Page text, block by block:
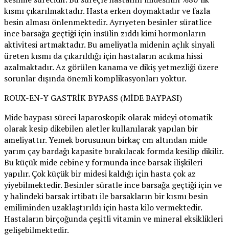
kısmı çıkarılmaktadır. Hasta erken doymaktadır ve fazla
besin alması önlenmektedir. Ayrıyeten besinler süratlice
ince barsağa geçtiği için insülin zıddı kimi hormonların
aktivitesi artmaktadır. Bu ameliyatla midenin açlık sinyali
üreten kısmı da çıkarıldığı için hastaların acıkma hissi
azalmaktadır. Az görülen kanama ve dikiş yetmezliği üzere
sorunlar dışında önemli komplikasyonları yoktur.
ROUX-EN-Y GASTRİK BYPASS (MİDE BAYPASI)
Mide baypası süreci laparoskopik olarak mideyi otomatik
olarak kesip dikebilen aletler kullanılarak yapılan bir
ameliyattır. Yemek borusunun birkaç cm altından mide
yarım çay bardağı kapasite bırakılacak formda kesilip dikilir.
Bu küçük mide cebine y formunda ince barsak ilişkileri
yapılır. Çok küçük bir midesi kaldığı için hasta çok az
yiyebilmektedir. Besinler süratle ince barsağa geçtiği için ve
y halindeki barsak irtibatı ile barsakların bir kısmı besin
emiliminden uzaklaştırıldı için hasta kilo vermektedir.
Hastaların birçoğunda çeşitli vitamin ve mineral eksiklikleri
gelişebilmektedir.